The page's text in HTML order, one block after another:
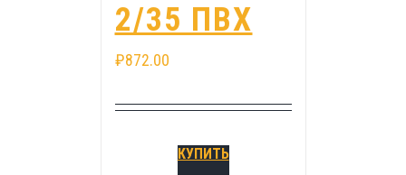
2/35 ПВХ
₽872.00
КУПИТЬ